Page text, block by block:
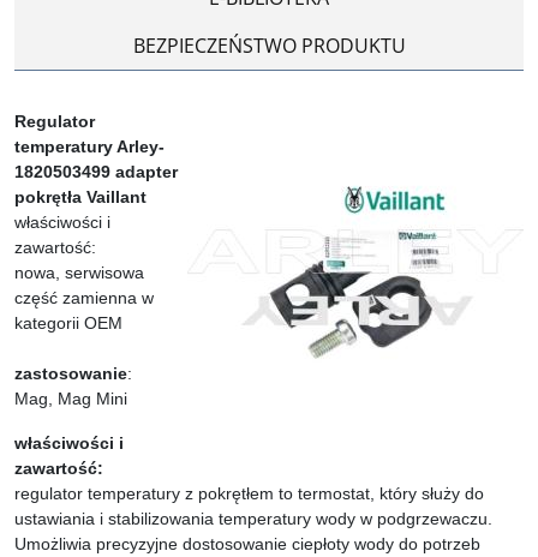
BEZPIECZEŃSTWO PRODUKTU
Regulator
temperatury Arley-
1820503499 adapter
pokrętła Vaillant
właściwości i
zawartość:
nowa, serwisowa
część zamienna w
kategorii OEM
zastosowanie:
Mag, Mag Mini
właściwości i
zawartość:
regulator temperatury z pokrętłem to termostat, który służy do
ustawiania i stabilizowania temperatury wody w podgrzewaczu.
Umożliwia precyzyjne dostosowanie ciepłoty wody do potrzeb